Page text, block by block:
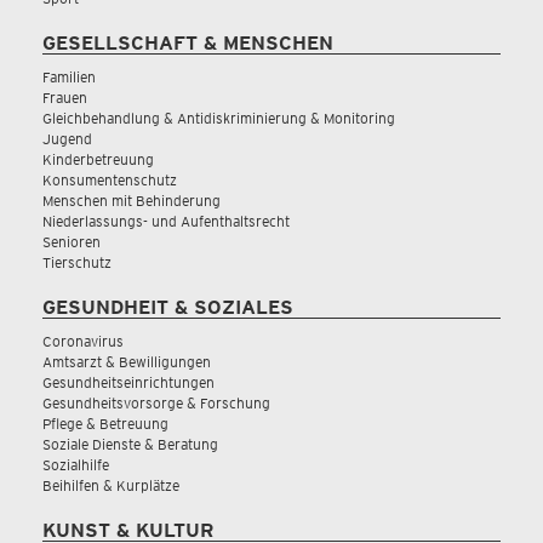
GESELLSCHAFT & MENSCHEN
Familien
Frauen
Gleichbehandlung & Antidiskriminierung & Monitoring
Jugend
Kinderbetreuung
Konsumentenschutz
Menschen mit Behinderung
Niederlassungs- und Aufenthaltsrecht
Senioren
Tierschutz
GESUNDHEIT & SOZIALES
Coronavirus
Amtsarzt & Bewilligungen
Gesundheitseinrichtungen
Gesundheitsvorsorge & Forschung
Pflege & Betreuung
Soziale Dienste & Beratung
Sozialhilfe
Beihilfen & Kurplätze
KUNST & KULTUR